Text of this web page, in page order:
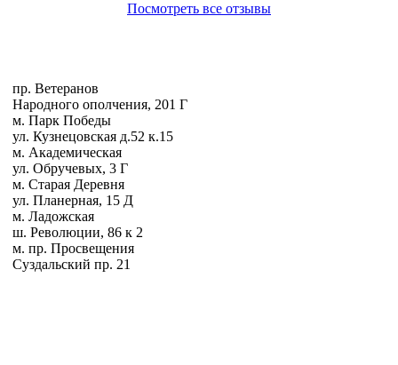
Посмотреть все отзывы
пр. Ветеранов
Народного ополчения, 201 Г
м. Парк Победы
ул. Кузнецовская д.52 к.15
м. Академическая
ул. Обручевых, 3 Г
м. Старая Деревня
ул. Планерная, 15 Д
м. Ладожская
ш. Революции, 86 к 2
м. пр. Просвещения
Суздальский пр. 21